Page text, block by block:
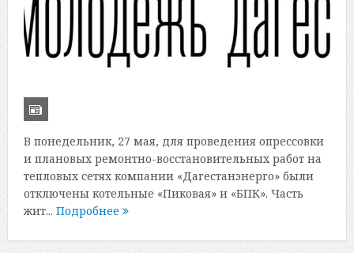
В понедельник, 27 мая, для проведения опрессовки
и плановых ремонтно-восстановительных работ на
тепловых сетях компании «Дагестанэнерго» были
отключены котельные «Пиковая» и «БПК». Часть
жит... Подробнее